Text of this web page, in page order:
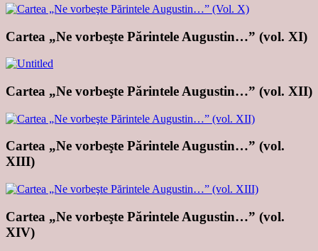
Cartea „Ne vorbeşte Părintele Augustin…” (vol. XI)
Cartea „Ne vorbeşte Părintele Augustin…” (vol. XII)
Cartea „Ne vorbeşte Părintele Augustin…” (vol.
XIII)
Cartea „Ne vorbeşte Părintele Augustin…” (vol.
XIV)